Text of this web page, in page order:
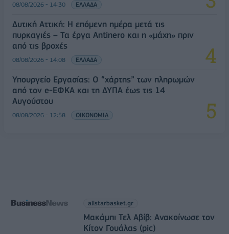
08/08/2026 - 14:30 ΕΛΛΑΔΑ
Δυτική Αττική: Η επόμενη ημέρα μετά τις
πυρκαγιές – Τα έργα Antinero και η «μάχη» πριν
από τις βροχές
08/08/2026 - 14:08 ΕΛΛΑΔΑ
Υπουργείο Εργασίας: Ο “χάρτης” των πληρωμών
από τον e-ΕΦΚΑ και τη ΔΥΠΑ έως τις 14
Αυγούστου
08/08/2026 - 12:58 ΟΙΚΟΝΟΜΙΑ
allstarbasket.gr
Μακάμπι Τελ Αβίβ: Ανακοίνωσε τον
Κίτον Γουάλας (pic)